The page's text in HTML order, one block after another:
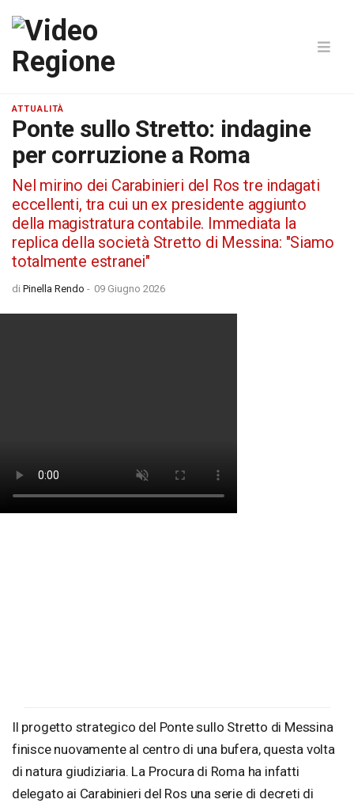
ATTUALITÀ
Ponte sullo Stretto: indagine
per corruzione a Roma
Nel mirino dei Carabinieri del Ros tre indagati
eccellenti, tra cui un ex presidente aggiunto
della magistratura contabile. Immediata la
replica della società Stretto di Messina: "Siamo
totalmente estranei"
di Pinella Rendo - 09 Giugno 2026
Il progetto strategico del Ponte sullo Stretto di Messina
finisce nuovamente al centro di una bufera, questa volta
di natura giudiziaria. La Procura di Roma ha infatti
delegato ai Carabinieri del Ros una serie di decreti di